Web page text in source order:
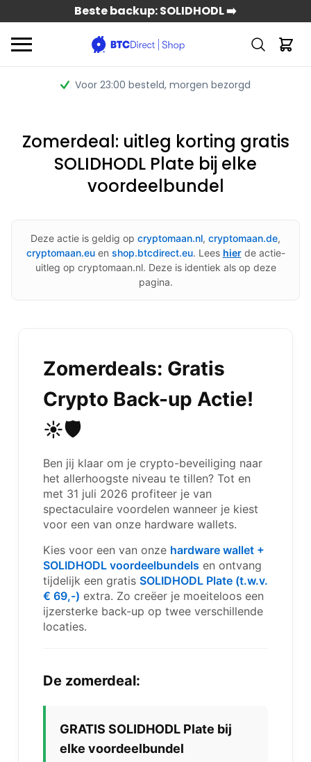
Beste backup: SOLIDHODL ➡️
Voor 23:00 besteld, morgen bezorgd
Zomerdeal: uitleg korting gratis
SOLIDHODL Plate bij elke
voordeelbundel
Deze actie is geldig op cryptomaan.nl, cryptomaan.de,
cryptomaan.euen shop.btcdirect.eu. Lees hierde actie-
uitleg op cryptomaan.nl. Deze is identiek als op deze
pagina.
Zomerdeals: Gratis
Crypto Back-up Actie!
☀️🛡️
Ben jij klaar om je crypto-beveiliging naar
het allerhoogste niveau te tillen? Tot en
met 31 juli 2026 profiteer je van
spectaculaire voordelen wanneer je kiest
voor een van onze hardware wallets.
Kies voor een van onze hardware wallet +
SOLIDHODL voordeelbundels en ontvang
tijdelijk een gratis SOLIDHODL Plate (t.w.v.
€ 69,-) extra. Zo creëer je moeiteloos een
ijzersterke back-up op twee verschillende
locaties.
De zomerdeal:
GRATIS SOLIDHODL Plate bij
elke voordeelbundel